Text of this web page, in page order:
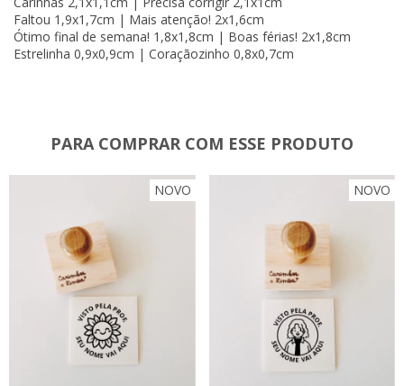
Faltou 1,9x1,7cm | Mais atenção! 2x1,6cm
Ótimo final de semana! 1,8x1,8cm | Boas férias! 2x1,8cm
Estrelinha 0,9x0,9cm | Coraçãozinho 0,8x0,7cm
PARA COMPRAR COM ESSE PRODUTO
NOVO NOVO